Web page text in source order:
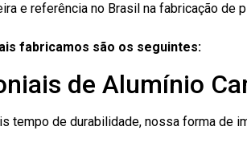
e referência no Brasil na fabricação de
fabricamos são os seguintes:
de Alumínio
tempo de durabilidade, nossa forma